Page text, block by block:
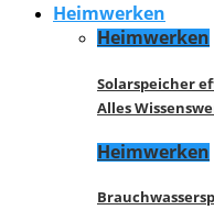
Heimwerken
Heimwerken
Solarspeicher
Alles
Heimwerken